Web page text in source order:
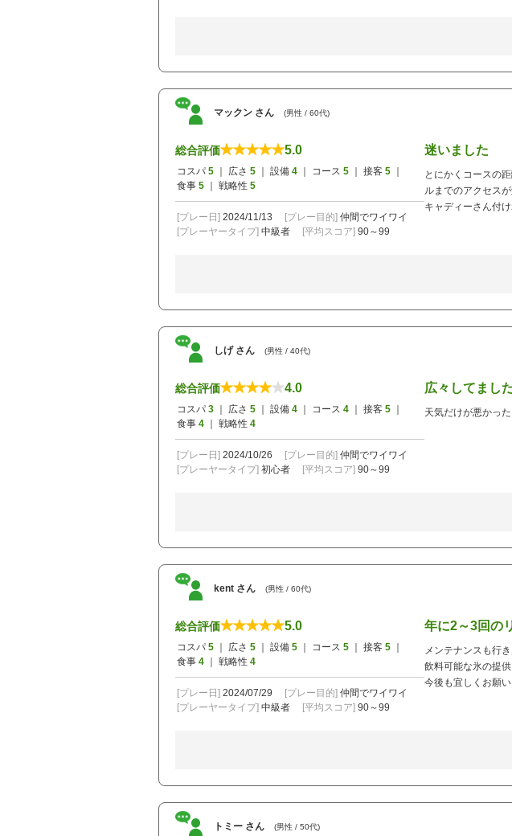
マックン さん (男性 / 60代)
総合評価 5.0
コスパ 5 ｜ 広さ 5 ｜ 設備 4 ｜ コース 5 ｜ 接客 5
食事 5 ｜ 戦略性 5
[プレー日] 2024/11/13 [プレー目的] 仲間でワイワイ
[プレーヤータイプ] 中級者 [平均スコア] 90～99
迷いました
とにかくコースの
ルまでのアクセス
キャディーさん付
しげ さん (男性 / 40代)
総合評価 4.0
コスパ 3 ｜ 広さ 5 ｜ 設備 4 ｜ コース 4 ｜ 接客 5
食事 4 ｜ 戦略性 4
[プレー日] 2024/10/26 [プレー目的] 仲間でワイワイ
[プレーヤータイプ] 初心者 [平均スコア] 90～99
広々してまし
天気だけが悪かった
kent さん (男性 / 60代)
総合評価 5.0
コスパ 5 ｜ 広さ 5 ｜ 設備 5 ｜ コース 5 ｜ 接客 5
食事 4 ｜ 戦略性 4
[プレー日] 2024/07/29 [プレー目的] 仲間でワイワイ
[プレーヤータイプ] 中級者 [平均スコア] 90～99
年に2～3回の
メンテナンスも行
飲料可能な氷の提
今後も宜しくお願い
トミー さん (男性 / 50代)